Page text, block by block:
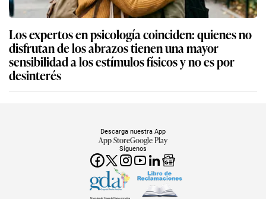
Los expertos en psicología coinciden: quienes no
disfrutan de los abrazos tienen una mayor
sensibilidad a los estímulos físicos y no es por
desinterés
Síguenos
Descarga nuestra App
App StoreGoogle Play
Miembro del Grupo de Diarios América